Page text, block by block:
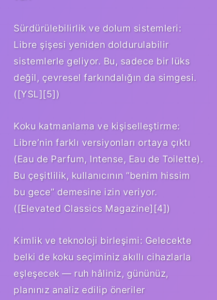
Sürdürülebilirlik ve dolum sistemleri:
Libre şişesi yeniden doldurulabilir
sistemlerle geliyor. Bu, sadece bir lüks
değil, çevresel farkındalığın da simgesi.
([YSL][5])
Koku katmanlama ve kişiselleştirme:
Libre’nin farklı versiyonları ortaya çıktı
(Eau de Parfum, Intense, Eau de Toilette).
Bu çeşitlilik, kullanıcının “benim hissim
bu gece” demesine izin veriyor.
([Elevated Classics Magazine][4])
Kimlik ve teknoloji birleşimi: Gelecekte
belki de koku seçiminiz akıllı cihazlarla
eşleşecek — ruh hâliniz, gününüz,
planınız analiz edilip öneriler